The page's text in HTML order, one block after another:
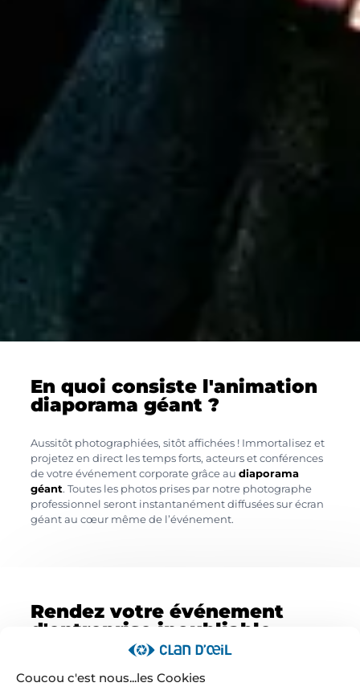
Coucou c'est nous...les Cookies
En quoi consiste l'animation
diaporama géant ?
Aussitôt photographiées, sitôt affichées ! Immortalisez et
projetez en direct les temps forts, acteurs et conférences
de votre événement corporate grâce audiaporama
géant. Toutes les photos prises par notre photographe
professionnel seront instantanément diffusées sur écran
géant au cœur même de l’événement.
Rendez votre événement
d'entreprise inoubliable
grâce à l'animation
diaporama géant !